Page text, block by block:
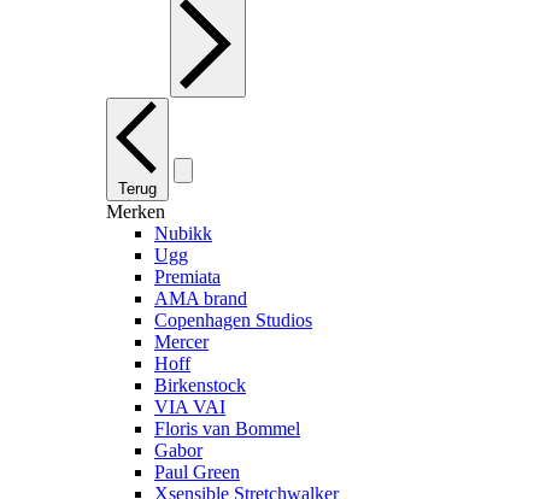
Terug
Merken
Nubikk
Ugg
Premiata
AMA brand
Copenhagen Studios
Mercer
Hoff
Birkenstock
VIA VAI
Floris van Bommel
Gabor
Paul Green
Xsensible Stretchwalker